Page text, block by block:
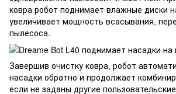
ковра робот поднимает влажные диски
увеличивает мощность всасывания,
пылесоса.
Завершив очистку ковра, робот
насадки обратно и продолжает
если не заданы другие